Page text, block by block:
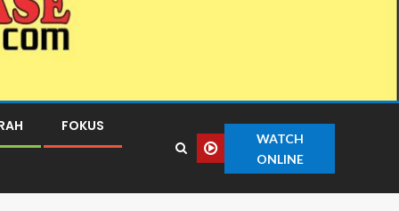
FOKUS
WATCH
ONLINE